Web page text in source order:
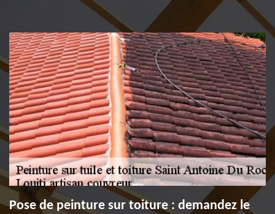
Pose de peinture sur toiture : demandez le